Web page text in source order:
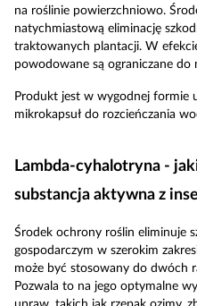
na roślinie powierzchniowo.
natychmiastową eliminację
traktowanych plantacji. W
powodowane są ograniczane do
Produkt jest w wygodnej formie
mikrokapsuł do rozcieńczania
Lambda-cyhalotryna -
substancja aktywna z
Środek ochrony roślin eliminuje
gospodarczym w szerokim
może być stosowany do dwóch
Pozwala to na jego optymalne